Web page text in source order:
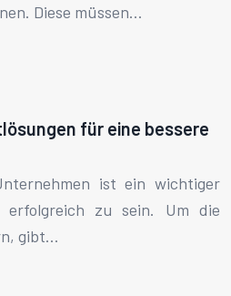
Diese müssen…
für eine bessere
ist ein wichtiger
zu sein. Um die
gibt…